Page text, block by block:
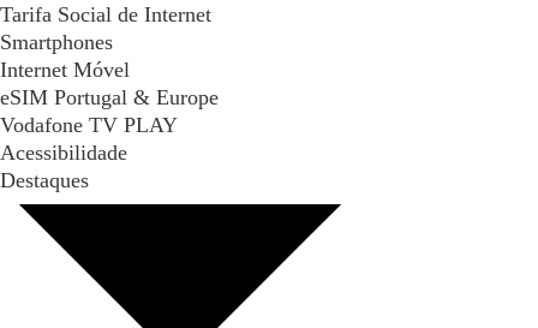
Tarifa Social de Internet
Smartphones
Internet Móvel
eSIM Portugal & Europe
Vodafone TV PLAY
Acessibilidade
Destaques